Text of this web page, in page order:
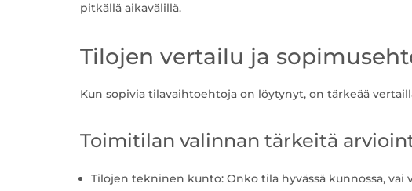
pitkällä aikavälillä.
Tilojen vertailu ja
Kun sopivia tilavaihtoehtoja on löytynyt, on tärkeää
Toimitilan valinnan tärkeitä
Tilojen tekninen kunto: Onko tila hyvässä kunnossa, vai